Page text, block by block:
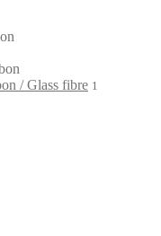
/ Glass fibre 1